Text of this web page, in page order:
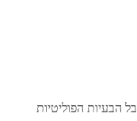
הבעיות הפוליטיות